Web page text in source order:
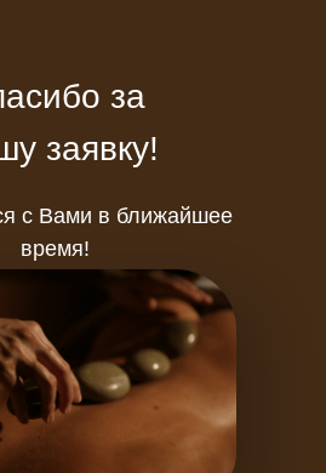
за
заявку!
с Вами в ближайшее
время!